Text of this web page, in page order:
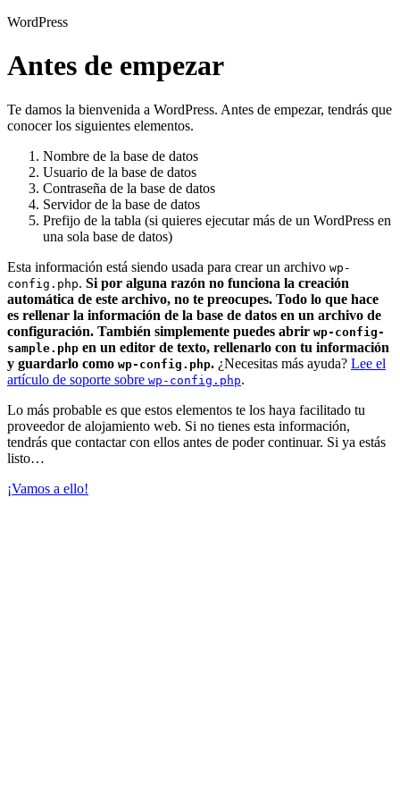
WordPress
Antes de empezar
Te damos la bienvenida a WordPress. Antes de empezar, tendrás que
conocer los siguientes elementos.
Nombre de la base de datos
Usuario de la base de datos
Contraseña de la base de datos
Servidor de la base de datos
Prefijo de la tabla (si quieres ejecutar más de un WordPress en
una sola base de datos)
Esta información está siendo usada para crear un archivo wp-
config.php. Si por alguna razón no funciona la creación
automática de este archivo, no te preocupes. Todo lo que hace
es rellenar la información de la base de datos en un archivo de
configuración. También simplemente puedes abrir wp-config-
sample.php en un editor de texto, rellenarlo con tu información
y guardarlo como wp-config.php. ¿Necesitas más ayuda? Lee el
artículo de soporte sobre wp-config.php.
Lo más probable es que estos elementos te los haya facilitado tu
proveedor de alojamiento web. Si no tienes esta información,
tendrás que contactar con ellos antes de poder continuar. Si ya estás
listo…
¡Vamos a ello!